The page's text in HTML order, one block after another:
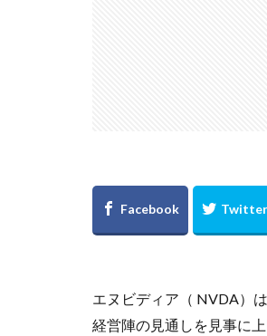
エヌビディア（ NVDA）
経営陣の見通しを見事に